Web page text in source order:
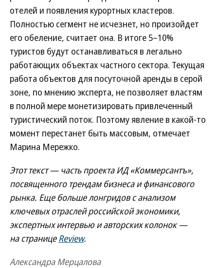
отелей и появления курортных кластеров.
Полностью сегмент не исчезнет, но произойдет
его обеление, считает она. В итоге 5–10%
туристов будут останавливаться в легально
работающих объектах частного сектора. Текущая
работа объектов для посуточной аренды в серой
зоне, по мнению эксперта, не позволяет властям
в полной мере монетизировать привлеченный
туристический поток. Поэтому явление в какой-то
момент перестанет быть массовым, отмечает
Марина Мережко.
Этот текст — часть проекта ИД «Коммерсантъ»,
посвященного трендам бизнеса и финансового
рынка. Еще больше лонгридов с анализом
ключевых отраслей российской экономики,
экспертных интервью и авторских колонок —
на странице Review.
Александра Мерцалова